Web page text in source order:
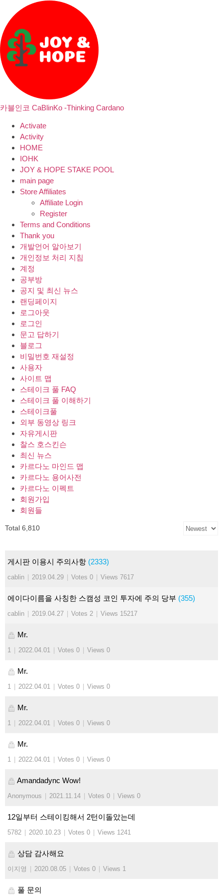
카블인코 CaBlinKo -Thinking Cardano
Activate
Activity
HOME
IOHK
JOY & HOPE STAKE POOL
main page
Store Affiliates
Affiliate Login
Register
Terms and Conditions
Thank you
개발언어 알아보기
개인정보 처리 지침
계정
공부방
공지 및 최신 뉴스
랜딩페이지
로그아웃
로그인
문고 답하기
블로그
비밀번호 재설정
사용자
사이트 맵
스테이크 풀 FAQ
스테이크 풀 이해하기
스테이크풀
외부 동영상 링크
자유게시판
찰스 호스킨슨
최신 뉴스
카르다노 마인드 맵
카르다노 용어사전
카르다노 이펙트
회원가입
회원들
Total 6,810
게시판 이용시 주의사항 (2333)
cablin 2019.04.29 Votes 0 Views 7617
에이다이름을 사칭한 스캠성 코인 투자에 주의 당부 (355)
cablin 2019.04.27 Votes 2 Views 15217
Mr.
1 2022.04.01 Votes 0 Views 0
Mr.
1 2022.04.01 Votes 0 Views 0
Mr.
1 2022.04.01 Votes 0 Views 0
Mr.
1 2022.04.01 Votes 0 Views 0
Amandadync Wow!
Anonymous 2021.11.14 Votes 0 Views 0
12일부터 스테이킹해서 2턴이돌았는데
5782 2020.10.23 Votes 0 Views 1241
상담 감사해요
이지영 2020.08.05 Votes 0 Views 1
풀 문의